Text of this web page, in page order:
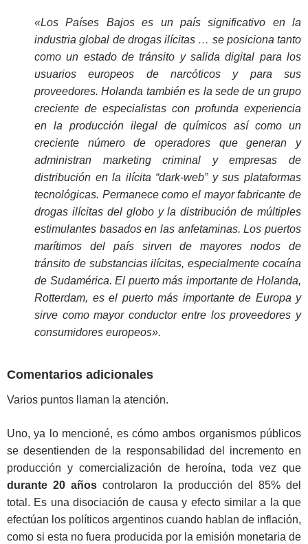
«Los Países Bajos es un país significativo en la
industria global de drogas ilícitas … se posiciona tanto
como un estado de tránsito y salida digital para los
usuarios europeos de narcóticos y para sus
proveedores. Holanda también es la sede de un grupo
creciente de especialistas con profunda experiencia
en la producción ilegal de químicos así como un
creciente número de operadores que generan y
administran marketing criminal y empresas de
distribución en la ilícita “dark-web” y sus plataformas
tecnológicas. Permanece como el mayor fabricante de
drogas ilícitas del globo y la distribución de múltiples
estimulantes basados en las anfetaminas. Los puertos
marítimos del país sirven de mayores nodos de
tránsito de substancias ilícitas, especialmente cocaína
de Sudamérica. El puerto más importante de Holanda,
Rotterdam, es el puerto más importante de Europa y
sirve como mayor conductor entre los proveedores y
consumidores europeos».
Comentarios adicionales
Varios puntos llaman la atención.
Uno, ya lo mencioné, es cómo ambos organismos públicos
se desentienden de la responsabilidad del incremento en
producción y comercialización de heroína, toda vez que
durante 20 años controlaron la producción del 85% del
total. Es una disociación de causa y efecto similar a la que
efectúan los políticos argentinos cuando hablan de inflación,
como si esta no fuera producida por la emisión monetaria de